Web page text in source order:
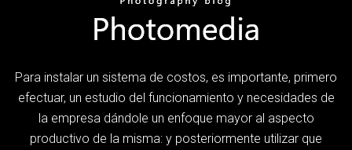
Para instalar un sistema de costos, es importante, primero
efectuar, un estudio del funcionamiento y necesidades de
la empresa dándole un enfoque mayor al aspecto
productivo de la misma: y posteriormente utilizar que